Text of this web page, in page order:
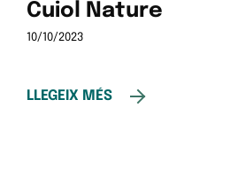
Cuiol Nature
10/10/2023
LLEGEIX MÉS